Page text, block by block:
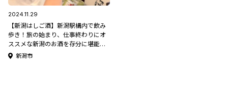
2024.11.29
【新潟はしご酒】新潟駅構内で飲み
歩き！旅の始まり、仕事終わりにオ
ススメな新潟のお酒を存分に堪能で
きる「SUZUVEL &TABI BAR」＆
新潟市